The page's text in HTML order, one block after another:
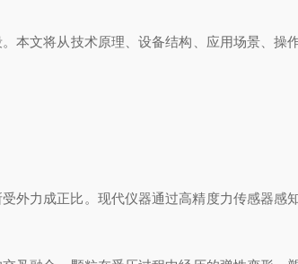
文将从技术原理、设备结构、应用场景、操
力成正比。现代仪器通过高精度力传感器感